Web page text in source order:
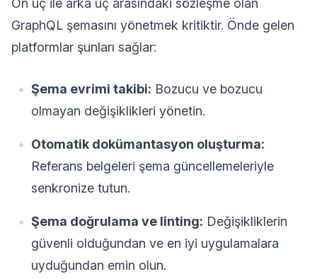
GraphQL şemasını yönetmek kritiktir. Önde gelen
platformlar şunları sağlar:
Şema evrimi takibi: Bozucu ve bozucu
olmayan değişiklikleri yönetin.
Otomatik dokümantasyon oluşturma:
Referans belgeleri şema güncellemeleriyle
senkronize tutun.
Şema doğrulama ve linting: Değişikliklerin
güvenli olduğundan ve en iyi uygulamalara
uyduğundan emin olun.